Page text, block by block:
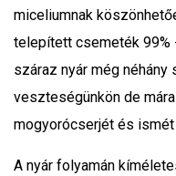
miceliumnak
telepített csemeték 99%
száraz nyár még
veszteségünkön de
mogyorócserjét és
A nyár folyamán